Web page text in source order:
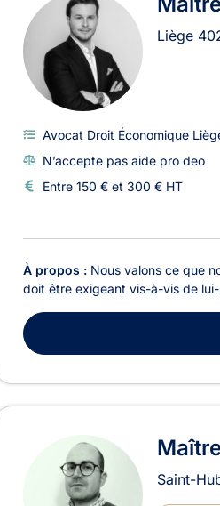
Liège
Avocat Droit Économique
N’accepte pas aide pro deo
Entre 150 € et 300 € HT
À propos : Nous valons ce que
doit être exigeant vis-à-vis de
Saint-